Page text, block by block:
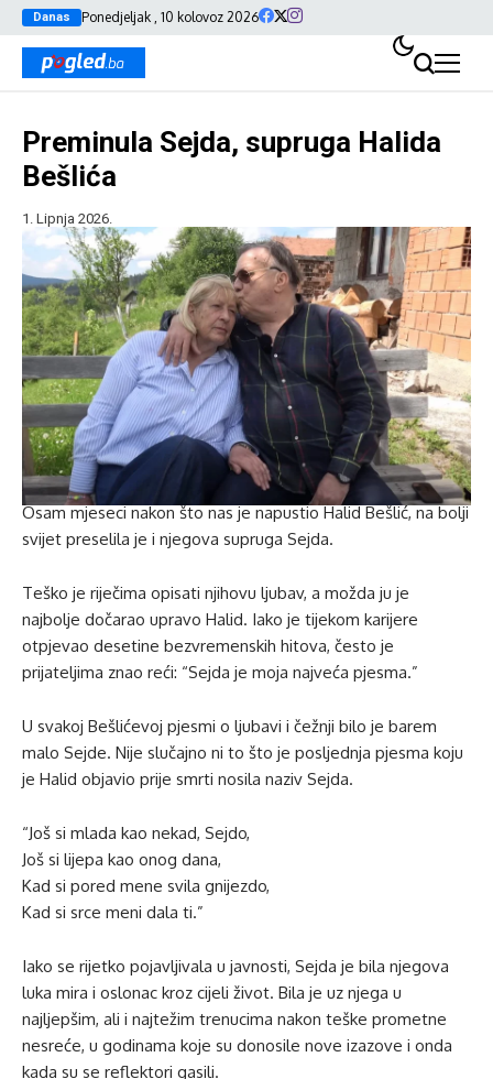
Danas Ponedjeljak , 10 kolovoz 2026
Preminula Sejda, supruga Halida
Bešlića
1. Lipnja 2026.
Osam mjeseci nakon što nas je napustio Halid Bešlić, na bolji
svijet preselila je i njegova supruga Sejda.
Teško je riječima opisati njihovu ljubav, a možda ju je
najbolje dočarao upravo Halid. Iako je tijekom karijere
otpjevao desetine bezvremenskih hitova, često je
prijateljima znao reći: “Sejda je moja najveća pjesma.”
U svakoj Bešlićevoj pjesmi o ljubavi i čežnji bilo je barem
malo Sejde. Nije slučajno ni to što je posljednja pjesma koju
je Halid objavio prije smrti nosila naziv Sejda.
“Još si mlada kao nekad, Sejdo,
Još si lijepa kao onog dana,
Kad si pored mene svila gnijezdo,
Kad si srce meni dala ti.”
Iako se rijetko pojavljivala u javnosti, Sejda je bila njegova
luka mira i oslonac kroz cijeli život. Bila je uz njega u
najljepšim, ali i najtežim trenucima nakon teške prometne
nesreće, u godinama koje su donosile nove izazove i onda
kada su se reflektori gasili.